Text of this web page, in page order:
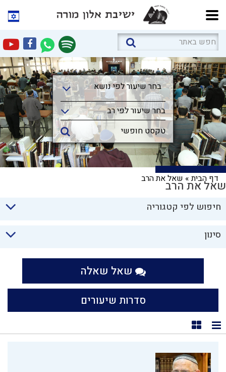
בחר שיעור לפי נושא
בחר שיעור לפי נושא
בחר שיעור לפי רב
דף הבית» שאל את הרבשאל את הרב
חיפוש לפי קטגוריה
סינון
שאל שאלה
סדרות שיעורים
תצוגת רשימה
תצוגת קוביות